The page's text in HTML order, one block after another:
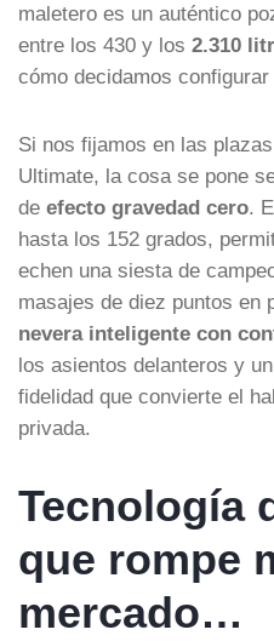
maletero es un auténtico
entre los 430 y los 2.310
cómo decidamos
Si nos fijamos en las
Ultimate, la cosa se pone
de efecto gravedad cero.
hasta los 152 grados,
echen una siesta de
masajes de diez puntos en
nevera inteligente con
los asientos delanteros y
fidelidad que convierte el
privada.
Tecnología
que rompe
mercado…